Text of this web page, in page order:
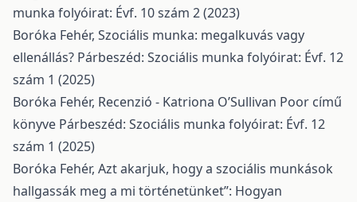
munka folyóirat: Évf. 10 szám 2 (2023)
Boróka Fehér, Szociális munka: megalkuvás vagy
ellenállás? Párbeszéd: Szociális munka folyóirat: Évf. 12
szám 1 (2025)
Boróka Fehér, Recenzió - Katriona O’Sullivan Poor című
könyve Párbeszéd: Szociális munka folyóirat: Évf. 12
szám 1 (2025)
Boróka Fehér, Azt akarjuk, hogy a szociális munkások
hallgassák meg a mi történetünket”: Hogyan